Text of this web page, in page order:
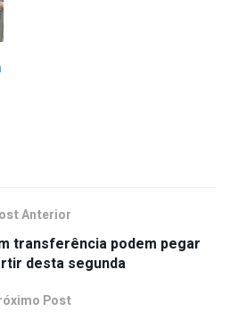
Anterior
transferência podem pegar
desta segunda
Post